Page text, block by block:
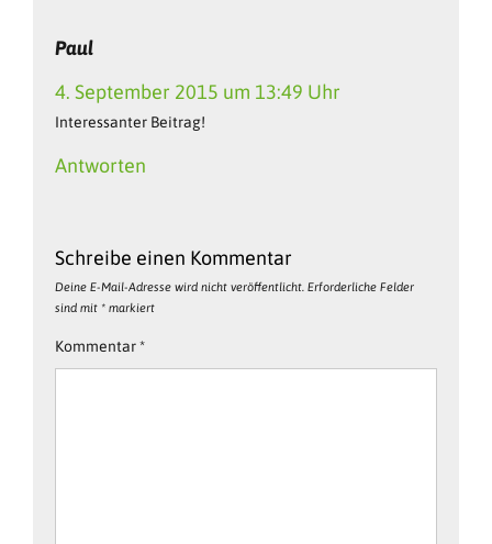
Paul
4. September 2015 um 13:49 Uhr
Interessanter Beitrag!
Antworten
Schreibe einen Kommentar
Deine E-Mail-Adresse wird nicht veröffentlicht. Erforderliche Felder
sind mit * markiert
Kommentar*